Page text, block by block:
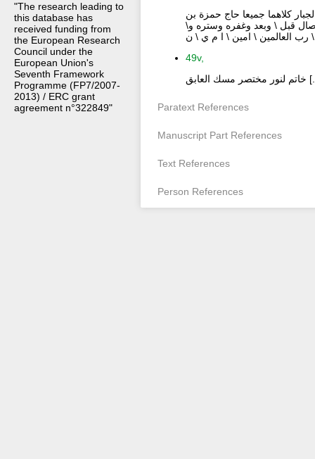
"The research leading to
this database has
received funding from
the European Research
Council under the
European Union's
Seventh Framework
Programme (FP7/2007-
2013) / ERC grant
agreement n°322849"
كلاهما جميعا حاج حمزة بن
قبل \ وبعد وغفره وستره و\
\ رب العالمين \ امين \ ا م ي \ ن
49v,
خاتم لنور مختصر مسك العابق
Paratext References
Manuscript Part References
Text References
Person References